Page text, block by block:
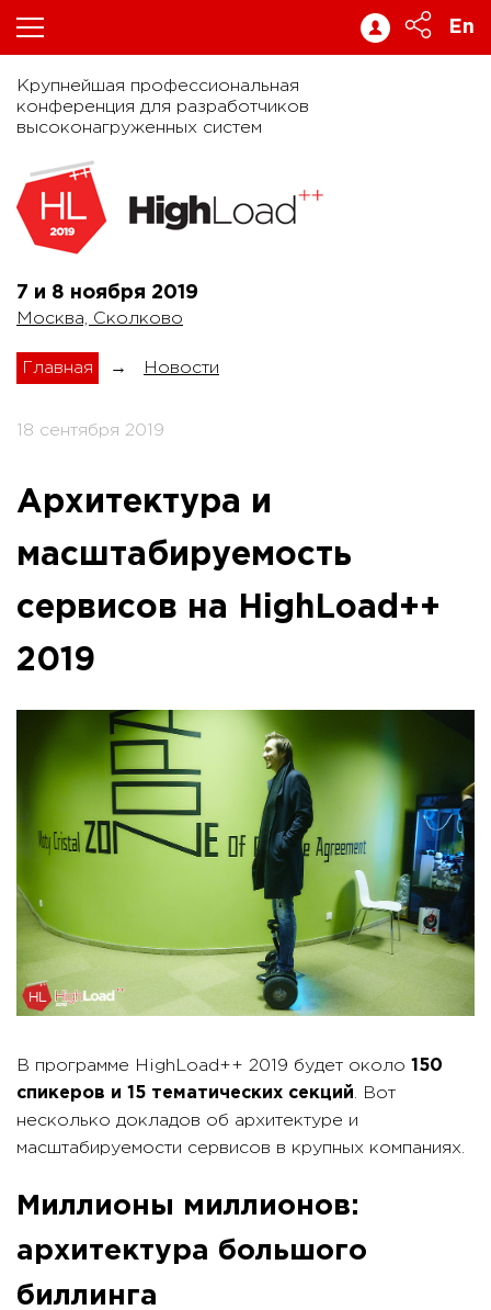
En
Крупнейшая профессиональная
конференция для разработчиков
высоконагруженных систем
7 и 8 ноября 2019
Москва, Сколково
Главная → Новости
18 сентября 2019
Архитектура и
масштабируемость
сервисов на HighLoad++
2019
В программе HighLoad++ 2019 будет около 150
спикеров и 15 тематических секций . Вот
несколько докладов об архитектуре и
масштабируемости сервисов в крупных компаниях.
Миллионы миллионов:
архитектура большого
биллинга